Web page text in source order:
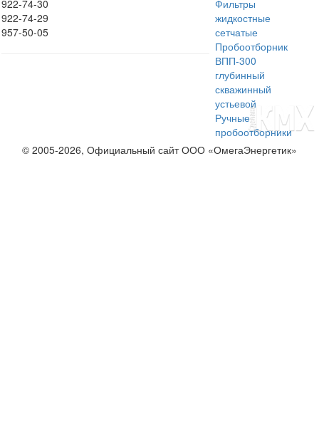
922-74-30
922-74-29
957-50-05
Фильтры
жидкостные
сетчатые
Пробоотборник
ВПП-300
глубинный
скважинный
устьевой
Ручные
пробоотборники
© 2005-2026, Официальный сайт ООО «ОмегаЭнергетик»